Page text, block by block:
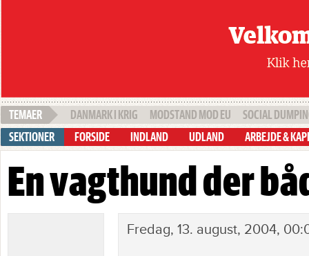
DANMARK I KRIG MODSTAND MOD EU
SOCIAL
FORSIDE
INDLAND UDLAND ARBEJDE &
En vagthund der både kan bjæffe og bide
En vagthund der
Fredag, 13. august, 2004,